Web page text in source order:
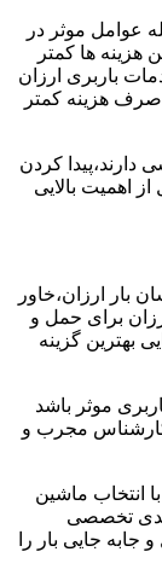
عوامل موثر در
ها کمتر
باربری ارزان
صرف هزینه کمتر
دارند،پیدا کردن
اهمیت بالایی
بار ارزان،خاور
برای حمل و
بهترین گزینه
موثر باشد
کارشناس مجرب و
انتخاب ماشین
تخصصی
جایی بار را